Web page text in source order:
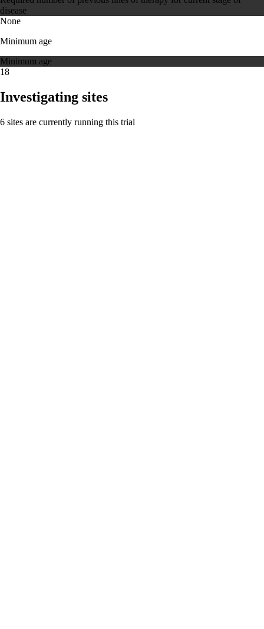
disease
None
Minimum age
Minimum age
18
Investigating sites
6 sites are currently running this trial